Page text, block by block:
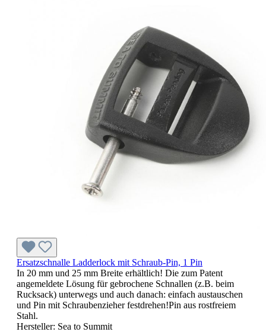
Ersatzschnalle Ladderlock mit Schraub-Pin, 1 Pin
In 20 mm und 25 mm Breite erhältlich! Die zum Patent
angemeldete Lösung für gebrochene Schnallen (z.B. beim
Rucksack) unterwegs und auch danach: einfach austauschen
und Pin mit Schraubenzieher festdrehen!Pin aus rostfreiem
Stahl.
Hersteller: Sea to Summit